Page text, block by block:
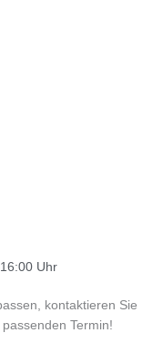
Uhr
kontaktieren Sie
Termin!